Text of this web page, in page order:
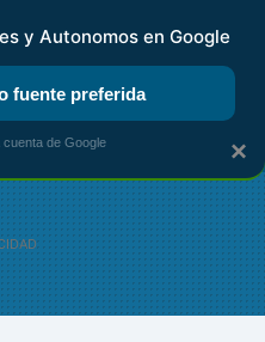
KIT DIGITAL RENTA
×
y Autonomos en Google
fuente preferida
de Google